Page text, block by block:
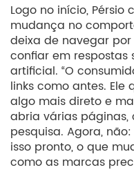
Logo no início,
mudança no
deixa de navegar
confiar em respostas
artificial. “O
links como antes.
algo mais direto e
abria várias
pesquisa. Agora,
isso pronto, o que
como as marcas